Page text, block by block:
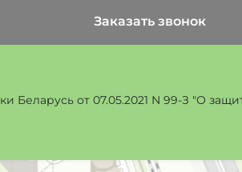
Заказать звонок
Беларусь от 07.05.2021 N 99-З "О